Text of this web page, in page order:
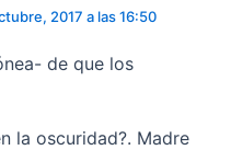
2017 a las 16:50
de que los
la oscuridad?. Madre